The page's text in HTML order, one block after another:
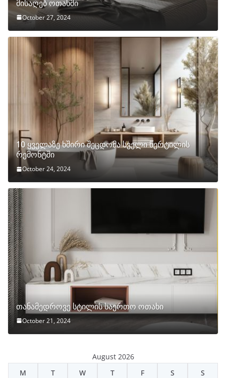
მისაღებ ოთახში
October 27, 2024
10 ყველაზე ხშირი შეცდომა სველი წერტილის
რემონტში
October 24, 2024
თანამედროვე სტილის საერთო ოთახი
October 21, 2024
August 2026
M
T W T F S S